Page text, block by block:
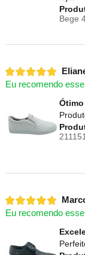
Bege
Eu recomendo
211151
Eu recomendo